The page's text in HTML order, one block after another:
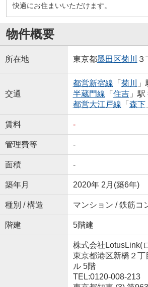
快適にお住まいいただけます。
物件概要
所在地 東京都墨田区菊川
交通
都営新宿線 「 菊川
半蔵門線 「 住吉」駅
都営大江戸線 「 森下
賃料 -
管理費等 -
面積 -
築年月 2020年 2月(築6年)
種別 / 構造 マンション / 鉄筋コ
階建 5階建
株式会社LotusLink(
東京都港区新橋２
ル 5階
TEL:0120-008-213